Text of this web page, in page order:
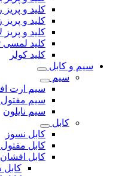
کلید و
کلید و پریز
کلید و
کلید لمسی
کلید کولر
سیم و کابل
سیم
سیم ارت
سیم
سیم نایلون
کابل
کابل نسوز
کابل
کابل افشان
کابل